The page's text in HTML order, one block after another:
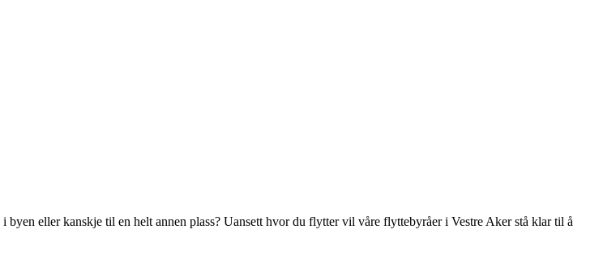
eller kanskje til en helt annen plass? Uansett hvor du flytter vil våre flyttebyråer i Vestre Aker stå klar til å